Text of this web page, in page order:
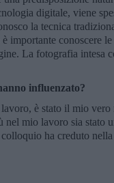
digitale, viene
la tecnica
importante conoscere
La fotografia intesa
influenzato?
è stato il mio vero
nel mio lavoro sia stato
ha creduto nella